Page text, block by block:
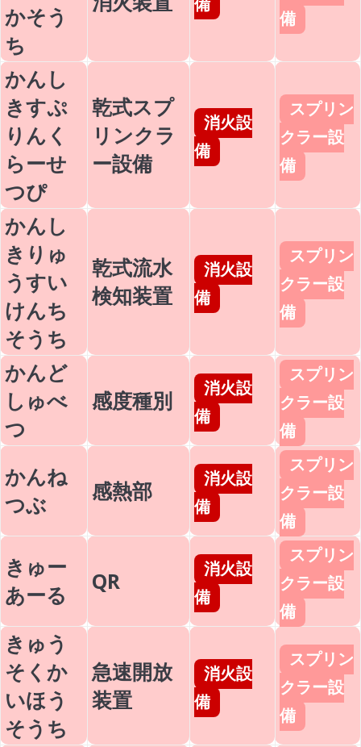
かそう
ち
備
かんし
きすぷ
りんく
らーせ
つぴ
乾式スプ
リンクラ
ー設備
消火設
備
スプリン
クラー設
備
かんし
きりゅ
うすい
けんち
そうち
乾式流水
検知装置
消火設
備
スプリン
クラー設
備
かんど
しゅべ
つ
感度種別
消火設
備
スプリン
クラー設
備
かんね
つぶ
感熱部
消火設
備
スプリン
クラー設
備
きゅー
あーる
QR
消火設
備
スプリン
クラー設
備
きゅう
そくか
いほう
そうち
急速開放
装置
消火設
備
スプリン
クラー設
備